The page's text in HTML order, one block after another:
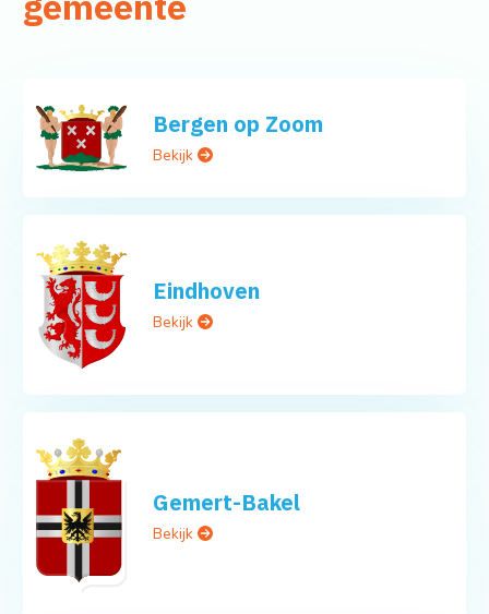
Bergen op Zoom
Bekijk
Eindhoven
Bekijk
Gemert-Bakel
Bekijk